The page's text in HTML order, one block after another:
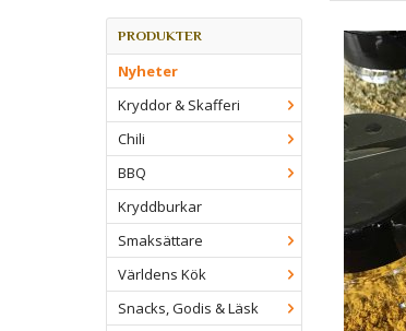
PRODUKTER
Nyheter
Kryddor & Skafferi
Chili
BBQ
Kryddburkar
Smaksättare
Världens Kök
Snacks, Godis & Läsk